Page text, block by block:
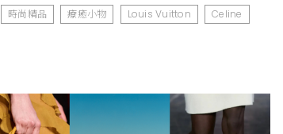
時尚精品 療癒小物 Louis Vuitton Celine